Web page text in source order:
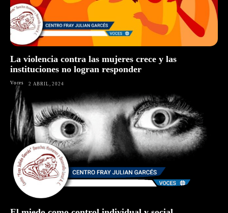
La violencia contra las mujeres crece y las
instituciones no logran responder
Voces 2 ABRIL, 2024